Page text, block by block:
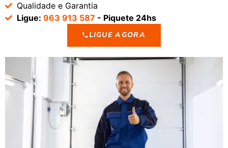
Qualidade e Garantia
Ligue: 963 913 587 - Piquete 24hs
LIGUE AGORA